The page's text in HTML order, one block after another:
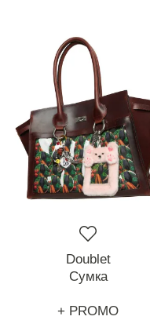
Doublet
Сумка
+ PROMO